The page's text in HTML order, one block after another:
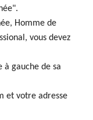
Homme de
vous devez
à gauche de sa
et votre adresse